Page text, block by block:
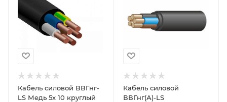
Кабель силовой ВВГнг-
LS Медь 5х 10 круглый
Кабель силовой
ВВГнг(А)-LS